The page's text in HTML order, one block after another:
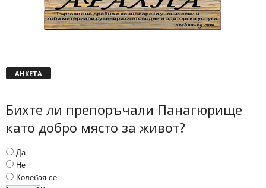
АНКЕТА
Бихте ли препоръчали Панагюрище
като добро място за живот?
Да
Не
Колебая се